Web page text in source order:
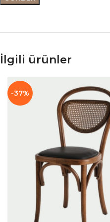
İlgili ürünler
-37%